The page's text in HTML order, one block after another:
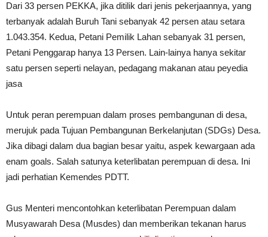
Dari 33 persen PEKKA, jika ditilik dari jenis pekerjaannya, yang
terbanyak adalah Buruh Tani sebanyak 42 persen atau setara
1.043.354. Kedua, Petani Pemilik Lahan sebanyak 31 persen,
Petani Penggarap hanya 13 Persen. Lain-lainya hanya sekitar
satu persen seperti nelayan, pedagang makanan atau peyedia
jasa
Untuk peran perempuan dalam proses pembangunan di desa,
merujuk pada Tujuan Pembangunan Berkelanjutan (SDGs) Desa.
Jika dibagi dalam dua bagian besar yaitu, aspek kewargaan ada
enam goals. Salah satunya keterlibatan perempuan di desa. Ini
jadi perhatian Kemendes PDTT.
Gus Menteri mencontohkan keterlibatan Perempuan dalam
Musyawarah Desa (Musdes) dan memberikan tekanan harus